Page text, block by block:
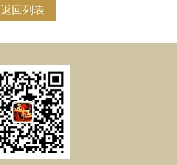
返回列表